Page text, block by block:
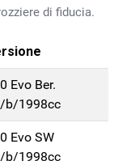
di fiducia.
Evo Ber.
b/1998cc
Evo SW
b/1998cc